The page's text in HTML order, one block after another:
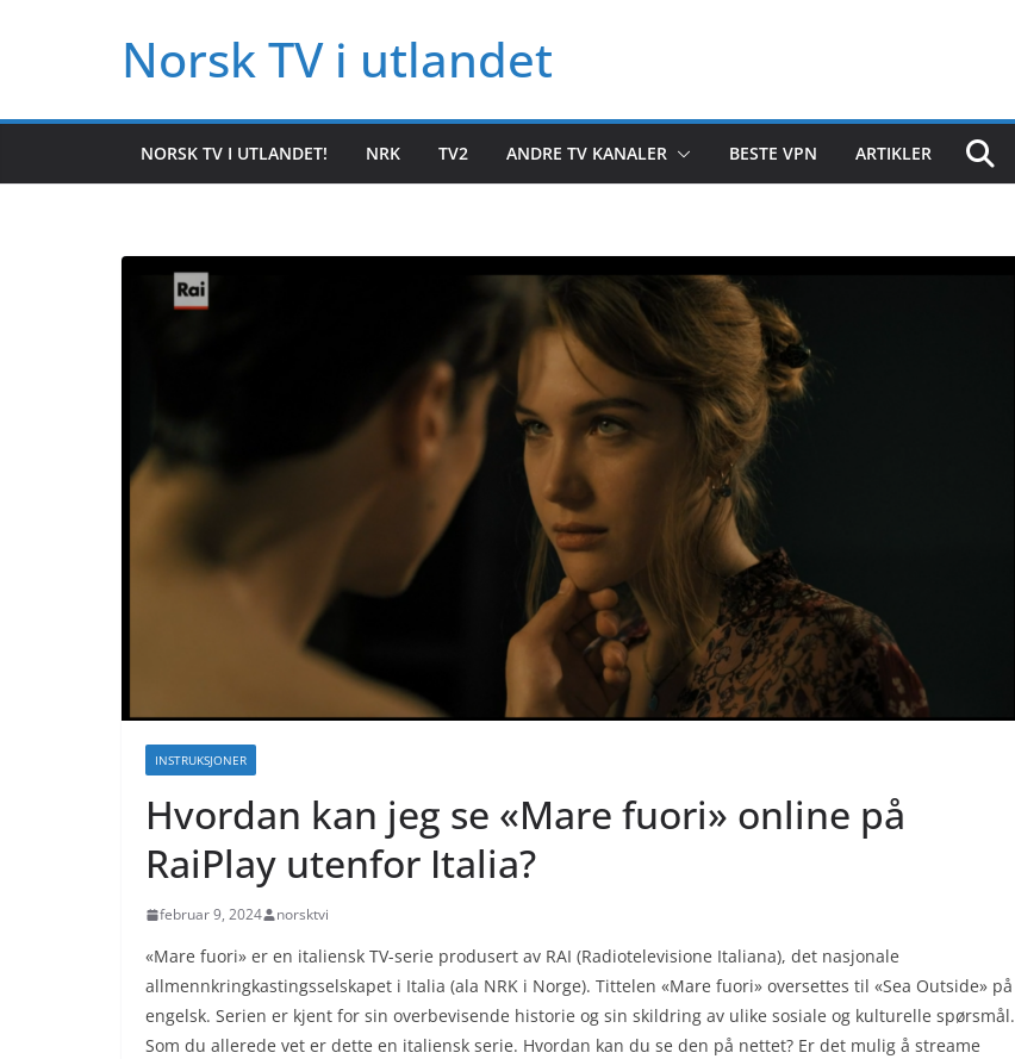
Norsk TV i utlandet
NORSK TV I UTLANDET! NRK TV2 ANDRE TV KANALER BESTE VPN ARTIKLER
INSTRUKSJONER
Hvordan kan jeg se «Mare fuori» online på
RaiPlay utenfor Italia?
februar 9, 2024 norsktvi
«Mare fuori» er en italiensk TV-serie produsert av RAI (Radiotelevisione Italiana), det nasjonale
allmennkringkastingsselskapet i Italia (ala NRK i Norge). Tittelen «Mare fuori» oversettes til «Sea Outside» på
engelsk. Serien er kjent for sin overbevisende historie og sin skildring av ulike sosiale og kulturelle spørsmål.
Som du allerede vet er dette en italiensk serie. Hvordan kan du se den på nettet? Er det mulig å streame